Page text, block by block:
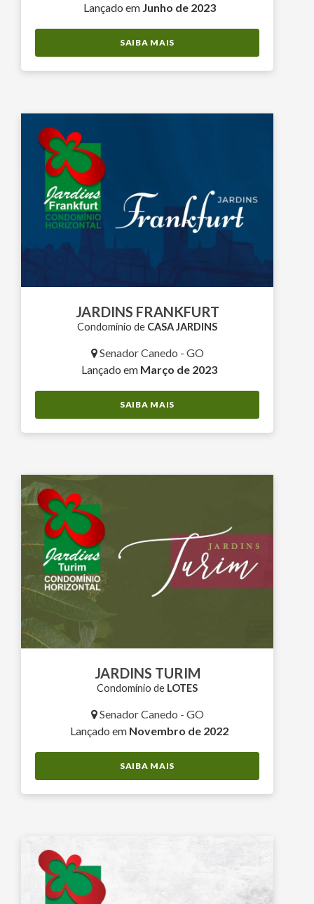
Lançado em Junho de 2023
SAIBA MAIS
JARDINS FRANKFURT
Condomínio de CASA JARDINS
Senador Canedo - GO
Lançado em Março de 2023
SAIBA MAIS
JARDINS TURIM
Condomínio de LOTES
Senador Canedo - GO
Lançado em Novembro de 2022
SAIBA MAIS